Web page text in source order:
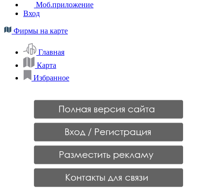
Моб.приложение
Вход
Фирмы на карте
Главная
Карта
Избранное